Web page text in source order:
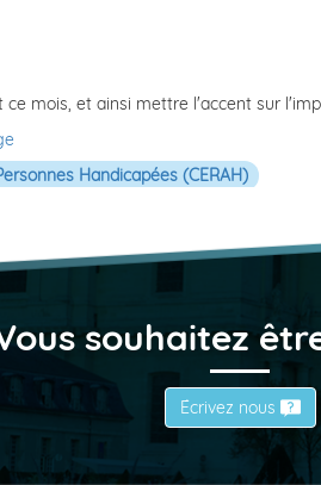
mois, et ainsi mettre l'accent sur
Handicapées (CERAH)
souhaitez
Écrivez nous